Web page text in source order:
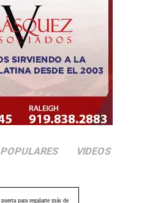
POPULARES VIDEOS